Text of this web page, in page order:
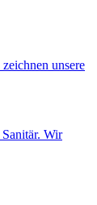
unsere
Wir